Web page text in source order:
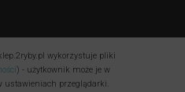
wykorzystuje pliki
) - użytkownik może je w
ustawieniach przeglądarki.